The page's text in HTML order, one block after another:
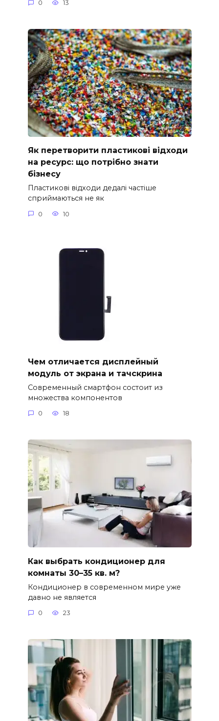
0 13
Як перетворити пластикові відходи
на ресурс: що потрібно знати
бізнесу
Пластикові відходи дедалі частіше
сприймаються не як
0 10
Чем отличается дисплейный
модуль от экрана и тачскрина
Современный смартфон состоит из
множества компонентов
0 18
Как выбрать кондиционер для
комнаты 30–35 кв. м?
Кондиционер в современном мире уже
давно не является
0 23